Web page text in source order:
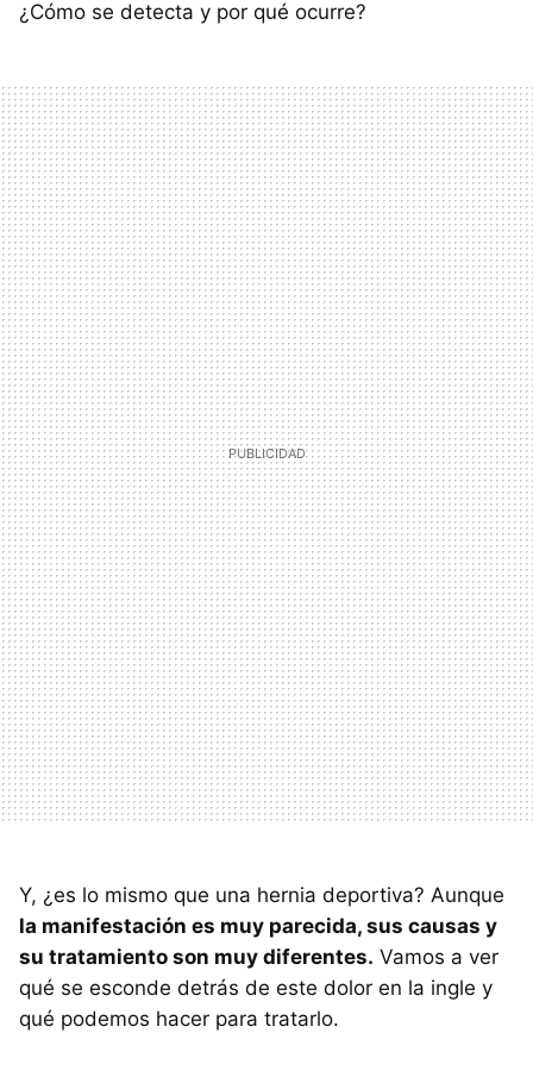
¿Cómo se detecta y por qué ocurre?
Y, ¿es lo mismo que una hernia deportiva? Aunque
la manifestación es muy parecida, sus causas y
su tratamiento son muy diferentes. Vamos a ver
qué se esconde detrás de este dolor en la ingle y
qué podemos hacer para tratarlo.